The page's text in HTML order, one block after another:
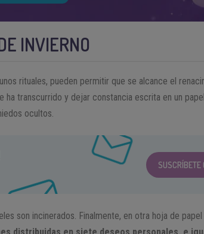
INVIERNO
rituales, pueden permitir que se alcance el
ha transcurrido y dejar constancia escrita en un
ocultos.
SUSCRÍBETE
son incinerados. Finalmente, en otra hoja de